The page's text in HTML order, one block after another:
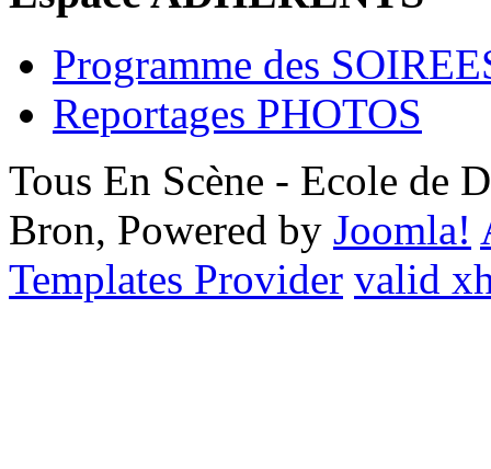
Programme des
Reportages PHOTOS
Tous En Scène - Ecole de
Bron, Powered by Joomla!
Templates Provider valid